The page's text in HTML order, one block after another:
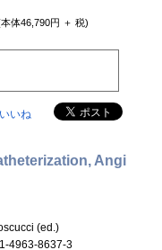
体46,790円 ＋ 税)
いいね
Angi
(ed.)
1-4963-8637-3